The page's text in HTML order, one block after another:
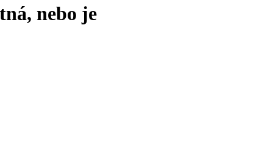
nebo je